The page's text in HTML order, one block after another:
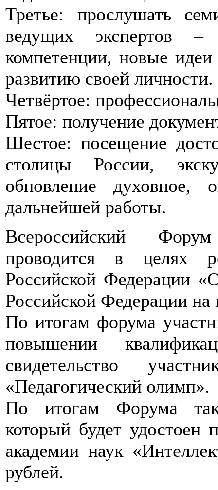
Третье: прослушать
ведущих экспертов
компетенции, новые идеи
развитию своей личности.
Четвёртое:
Пятое: получение
Шестое: посещение
столицы России,
обновление духовное,
дальнейшей работы.
Всероссийский
проводится в целях
Российской Федерации
Российской Федерации на
По итогам форума
повышении
свидетельство
«Педагогический олимп».
По итогам Форума
который будет
академии наук
рублей.